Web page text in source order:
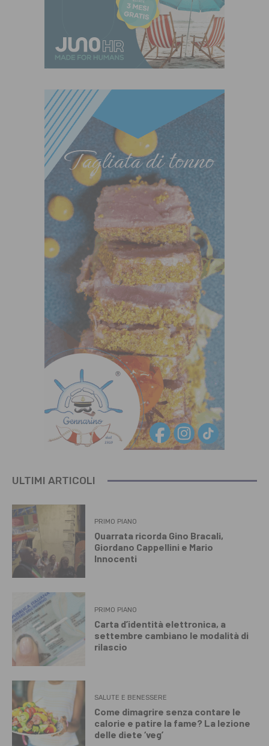
ULTIMI ARTICOLI
PRIMO PIANO
Quarrata ricorda Gino Bracali,
Giordano Cappellini e Mario
Innocenti
PRIMO PIANO
Carta d’identità elettronica, a
settembre cambiano le modalità di
rilascio
SALUTE E BENESSERE
Come dimagrire senza contare le
calorie e patire la fame? La lezione
delle diete ‘veg’